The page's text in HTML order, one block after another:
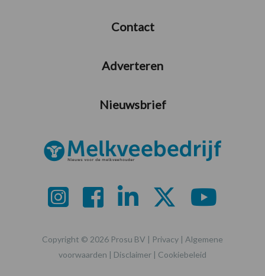
Contact
Adverteren
Nieuwsbrief
Copyright © 2026 Prosu BV | Privacy | Algemene
voorwaarden | Disclaimer | Cookiebeleid